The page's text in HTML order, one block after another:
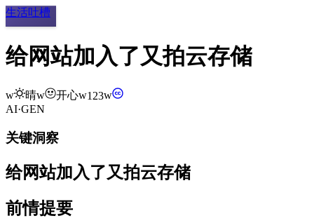
生活吐槽
给网站加入了又拍云存储
w 晴w 开心w123w
AI·GEN
关键洞察
给网站加入了又拍云存储
前情提要